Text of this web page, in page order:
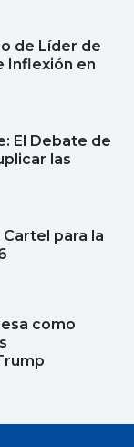
de Líder de
Inflexión en
El Debate de
las
para la
como